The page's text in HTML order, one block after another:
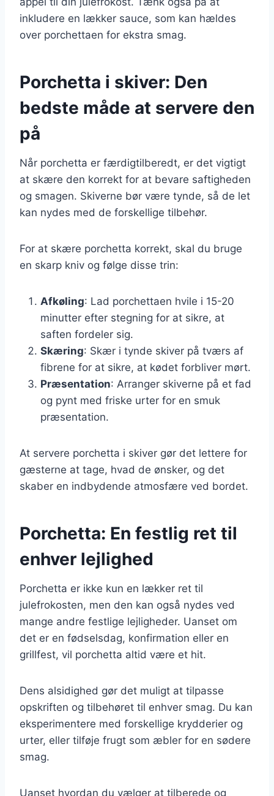
inkludere en lækker sauce, som kan hældes
over porchettaen for ekstra smag.
Porchetta i skiver: Den
bedste måde at servere den
på
Når porchetta er færdigtilberedt, er det vigtigt
at skære den korrekt for at bevare saftigheden
og smagen. Skiverne bør være tynde, så de let
kan nydes med de forskellige tilbehør.
For at skære porchetta korrekt, skal du bruge
en skarp kniv og følge disse trin:
Afkøling: Lad porchettaen hvile i 15-20
minutter efter stegning for at sikre, at
saften fordeler sig.
Skæring: Skær i tynde skiver på tværs af
fibrene for at sikre, at kødet forbliver mørt.
Præsentation: Arranger skiverne på et fad
og pynt med friske urter for en smuk
præsentation.
At servere porchetta i skiver gør det lettere for
gæsterne at tage, hvad de ønsker, og det
skaber en indbydende atmosfære ved bordet.
Porchetta: En festlig ret til
enhver lejlighed
Porchetta er ikke kun en lækker ret til
julefrokosten, men den kan også nydes ved
mange andre festlige lejligheder. Uanset om
det er en fødselsdag, konfirmation eller en
grillfest, vil porchetta altid være et hit.
Dens alsidighed gør det muligt at tilpasse
opskriften og tilbehøret til enhver smag. Du kan
eksperimentere med forskellige krydderier og
urter, eller tilføje frugt som æbler for en sødere
smag.
Uanset hvordan du vælger at tilberede og